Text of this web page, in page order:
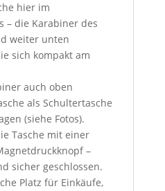
hier im
– die Karabiner des
weiter unten
sich kompakt am
auch oben
als Schultertasche
(siehe Fotos).
Tasche mit einer
–
sicher geschlossen.
Platz für Einkäufe,